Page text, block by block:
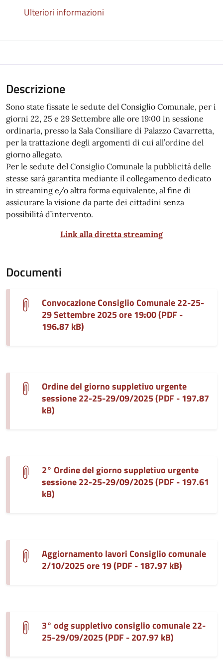
Ulteriori informazioni
Descrizione
Sono state fissate le sedute del Consiglio Comunale, per i
giorni 22, 25 e 29 Settembre alle ore 19:00 in sessione
ordinaria, presso la Sala Consiliare di Palazzo Cavarretta,
per la trattazione degli argomenti di cui all’ordine del
giorno allegato.
Per le sedute del Consiglio Comunale la pubblicità delle
stesse sarà garantita mediante il collegamento dedicato
in streaming e/o altra forma equivalente, al fine di
assicurare la visione da parte dei cittadini senza
possibilità d’intervento.
Link alla diretta streaming
Documenti
Convocazione Consiglio Comunale 22-25-
29 Settembre 2025 ore 19:00 (PDF -
196.87 kB)
Ordine del giorno suppletivo urgente
sessione 22-25-29/09/2025 (PDF - 197.87
kB)
2° Ordine del giorno suppletivo urgente
sessione 22-25-29/09/2025 (PDF - 197.61
kB)
Aggiornamento lavori Consiglio comunale
2/10/2025 ore 19 (PDF - 187.97 kB)
3° odg suppletivo consiglio comunale 22-
25-29/09/2025 (PDF - 207.97 kB)